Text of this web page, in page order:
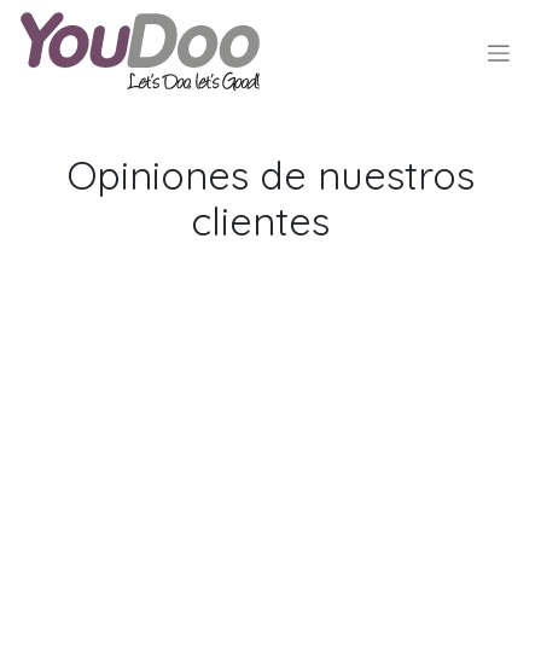
Opiniones de nuestros
clientes